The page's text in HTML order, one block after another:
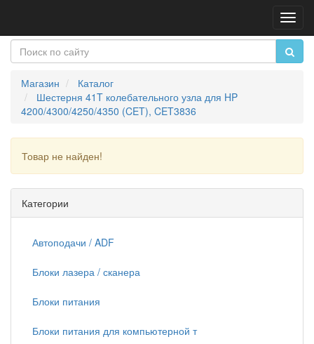
Магазин
Каталог
Шестерня 41T колебательного узла для HP
4200/4300/4250/4350 (CET), CET3836
Товар не найден!
Категории
Автоподачи / ADF
Блоки лазера / сканера
Блоки питания
Блоки питания для компьютерной т